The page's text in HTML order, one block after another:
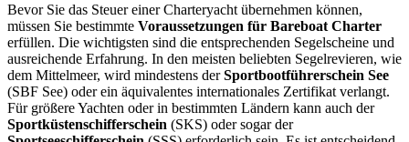
Bevor Sie das Steuer einer Charteryacht übernehmen können,
müssen Sie bestimmte Voraussetzungen für Bareboat Charter
erfüllen. Die wichtigsten sind die entsprechenden Segelscheine und
ausreichende Erfahrung. In den meisten beliebten Segelrevieren, wie
dem Mittelmeer, wird mindestens derSportbootführerschein See
(SBF See) oder ein äquivalentes internationales Zertifikat verlangt.
Für größere Yachten oder in bestimmten Ländern kann auch der
Sportküstenschifferschein (SKS) oder sogar der